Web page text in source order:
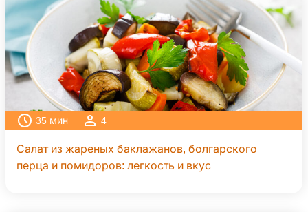
35 мин 4
Салат из жареных баклажанов, болгарского
перца и помидоров: легкость и вкус